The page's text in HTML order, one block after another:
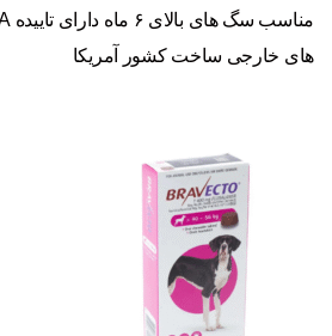
های خارجی ساخت کشور آمریکا